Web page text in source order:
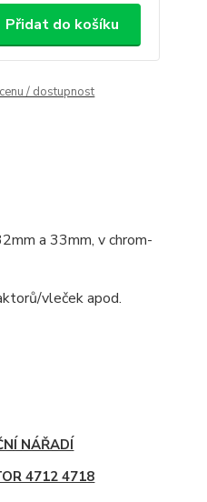
Přidat do košíku
/ dostupnost
a 33mm, v chrom-
vleček apod.
NÁŘADÍ
4712 4718